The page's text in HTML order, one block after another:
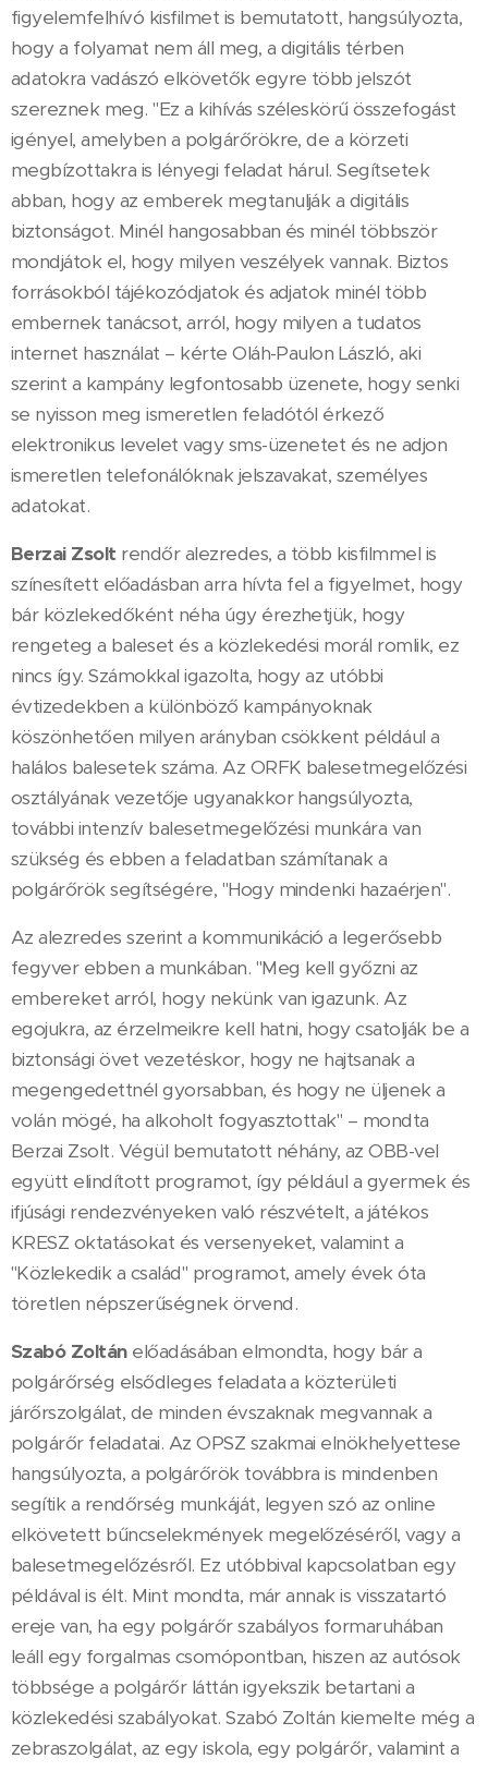
figyelemfelhívó kisfilmet is bemutatott, hangsúlyozta,
hogy a folyamat nem áll meg, a digitális térben
adatokra vadászó elkövetők egyre több jelszót
szereznek meg. "Ez a kihívás széleskörű összefogást
igényel, amelyben a polgárőrökre, de a körzeti
megbízottakra is lényegi feladat hárul. Segítsetek
abban, hogy az emberek megtanulják a digitális
biztonságot. Minél hangosabban és minél többször
mondjátok el, hogy milyen veszélyek vannak. Biztos
forrásokból tájékozódjatok és adjatok minél több
embernek tanácsot, arról, hogy milyen a tudatos
internet használat – kérte Oláh-Paulon László, aki
szerint a kampány legfontosabb üzenete, hogy senki
se nyisson meg ismeretlen feladótól érkező
elektronikus levelet vagy sms-üzenetet és ne adjon
ismeretlen telefonálóknak jelszavakat, személyes
adatokat.
Berzai Zsolt rendőr alezredes, a több kisfilmmel is
színesített előadásban arra hívta fel a figyelmet, hogy
bár közlekedőként néha úgy érezhetjük, hogy
rengeteg a baleset és a közlekedési morál romlik, ez
nincs így. Számokkal igazolta, hogy az utóbbi
évtizedekben a különböző kampányoknak
köszönhetően milyen arányban csökkent például a
halálos balesetek száma. Az ORFK balesetmegelőzési
osztályának vezetője ugyanakkor hangsúlyozta,
további intenzív balesetmegelőzési munkára van
szükség és ebben a feladatban számítanak a
polgárőrök segítségére, "Hogy mindenki hazaérjen".
Az alezredes szerint a kommunikáció a legerősebb
fegyver ebben a munkában. "Meg kell győzni az
embereket arról, hogy nekünk van igazunk. Az
egojukra, az érzelmeikre kell hatni, hogy csatolják be a
biztonsági övet vezetéskor, hogy ne hajtsanak a
megengedettnél gyorsabban, és hogy ne üljenek a
volán mögé, ha alkoholt fogyasztottak" – mondta
Berzai Zsolt. Végül bemutatott néhány, az OBB-vel
együtt elindított programot, így például a gyermek és
ifjúsági rendezvényeken való részvételt, a játékos
KRESZ oktatásokat és versenyeket, valamint a
"Közlekedik a család" programot, amely évek óta
töretlen népszerűségnek örvend.
Szabó Zoltánelőadásában elmondta, hogy bár a
polgárőrség elsődleges feladata a közterületi
járőrszolgálat, de minden évszaknak megvannak a
polgárőr feladatai. Az OPSZ szakmai elnökhelyettese
hangsúlyozta, a polgárőrök továbbra is mindenben
segítik a rendőrség munkáját, legyen szó az online
elkövetett bűncselekmények megelőzéséről, vagy a
balesetmegelőzésről. Ez utóbbival kapcsolatban egy
példával is élt. Mint mondta, már annak is visszatartó
ereje van, ha egy polgárőr szabályos formaruhában
leáll egy forgalmas csomópontban, hiszen az autósok
többsége a polgárőr láttán igyekszik betartani a
közlekedési szabályokat. Szabó Zoltán kiemelte még a
zebraszolgálat, az egy iskola, egy polgárőr, valamint a